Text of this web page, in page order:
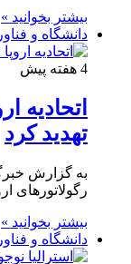
بیشتر بخوانید »
دانشگاه و
4 هفته پیش
اتحادیه
تهدید کرد
به گزارش
رگولاتورهای
بیشتر بخوانید »
دانشگاه و